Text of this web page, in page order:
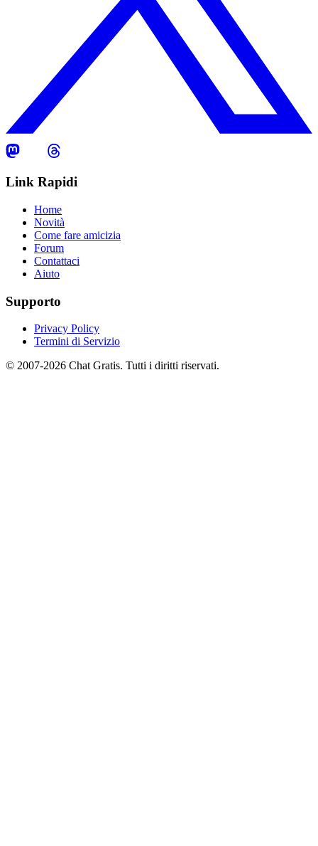
Link Rapidi
Home
Novità
Come fare amicizia
Forum
Contattaci
Aiuto
Supporto
Privacy Policy
Termini di Servizio
© 2007-2026 Chat Gratis. Tutti i diritti riservati.